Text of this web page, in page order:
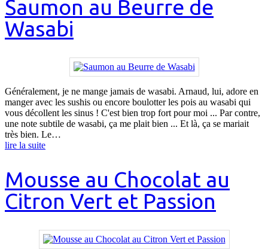
Saumon au Beurre de
Wasabi
Généralement, je ne mange jamais de wasabi. Arnaud, lui, adore en
manger avec les sushis ou encore boulotter les pois au wasabi qui
vous décollent les sinus ! C'est bien trop fort pour moi ... Par contre,
une note subtile de wasabi, ça me plait bien ... Et là, ça se mariait
très bien. Le…
lire la suite
Mousse au Chocolat au
Citron Vert et Passion